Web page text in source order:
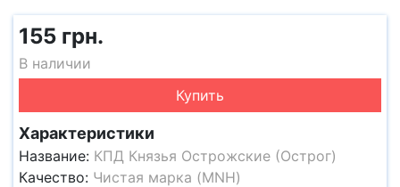
155 грн.
В наличии
Купить
Характеристики
Название: КПД Князья Острожские (Острог)
Качество: Чистая марка (MNH)